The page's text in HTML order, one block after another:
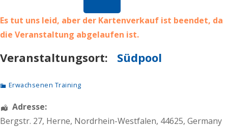
Es tut uns leid, aber der Kartenverkauf ist beendet, da
die Veranstaltung abgelaufen ist.
Veranstaltungsort: Südpool
Erwachsenen Training
Adresse:
Bergstr. 27, Herne, Nordrhein-Westfalen, 44625, Germany